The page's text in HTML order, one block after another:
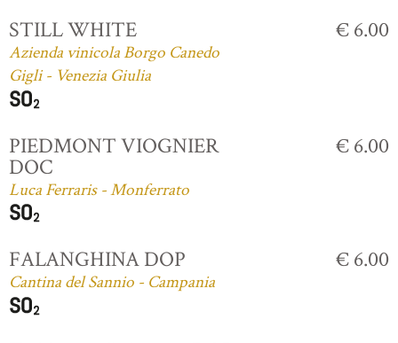
STILL WHITE
Azienda vinicola Borgo Canedo
Gigli - Venezia Giulia
€ 6.00
PIEDMONT VIOGNIER
DOC
Luca Ferraris - Monferrato
€ 6.00
FALANGHINA DOP
Cantina del Sannio - Campania
€ 6.00